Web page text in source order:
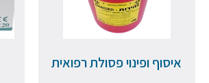
איסוף ופינוי פסולת רפואית